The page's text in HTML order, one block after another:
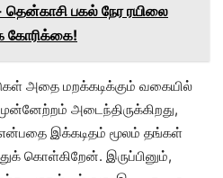
தென்காசி பகல் நேர ரயிலை
கோரிக்கை!
அதை மறக்கடிக்கும் வகையில்
அடைந்திருக்கிறது,
இக்கடிதம் மூலம் தங்கள்
கொள்கிறேன். இருப்பினும்,